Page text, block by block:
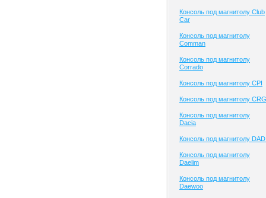
Консоль под магнитолу Club
Сar
Консоль под магнитолу
Comman
Консоль под магнитолу
Corrado
Консоль под магнитолу CPI
Консоль под магнитолу CRG
Консоль под магнитолу
Dacia
Консоль под магнитолу
Консоль под магнитолу
Daelim
Консоль под магнитолу
Daewoo